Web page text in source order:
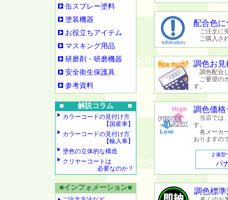
缶スプレー塗料
塗装機器
お役立ちアイテム
マスキング用品
研磨剤・研磨機器
安全衛生保護具
参考資料
■ 解説コラム ■
カラーコードの見付け方
【国産車】
カラーコードの見付け方
【輸入車】
塗色の立体的な構造
クリヤーコートは
必要なのか？
■インフォメーション■
配合色に
ご注文に
ご購入さ
調色お見
調色配合
ご要望の
す。
調色価格
当店では
す。
各メーカ
おりますの
２液型
パ
調色標